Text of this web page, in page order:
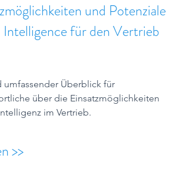
und Potenziale
für den Vertrieb
umfassender Überblick für
über die Einsatzmöglichkeiten
im Vertrieb.
>>